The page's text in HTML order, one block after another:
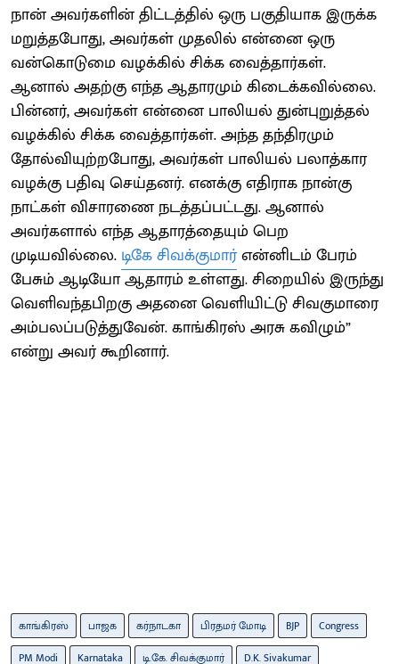
நான் அவர்களின் திட்டத்தில் ஒரு பகுதியாக இருக்க
மறுத்தபோது, ​​​​அவர்கள் முதலில் என்னை ஒரு
வன்கொடுமை வழக்கில் சிக்க வைத்தார்கள்.
ஆனால் அதற்கு எந்த ஆதாரமும் கிடைக்கவில்லை.
பின்னர், அவர்கள் என்னை பாலியல் துன்புறுத்தல்
வழக்கில் சிக்க வைத்தார்கள். அந்த தந்திரமும்
தோல்வியுற்றபோது, ​​அவர்கள் பாலியல் பலாத்கார
வழக்கு பதிவு செய்தனர். எனக்கு எதிராக நான்கு
நாட்கள் விசாரணை நடத்தப்பட்டது. ஆனால்
அவர்களால் எந்த ஆதாரத்தையும் பெற
முடியவில்லை. டிகே சிவக்குமார்என்னிடம் பேரம்
பேசும் ஆடியோ ஆதாரம் உள்ளது. சிறையில் இருந்து
வெளிவந்தபிறகு அதனை வெளியிட்டு சிவகுமாரை
அம்பலப்படுத்துவேன். காங்கிரஸ் அரசு கவிழும்”
என்று அவர் கூறினார்.
காங்கிரஸ் பாஜக கர்நாடகா பிரதமர் மோடி BJP
Congress
PM Modi
Karnataka டி.கே. சிவக்குமார் D.K. Sivakumar